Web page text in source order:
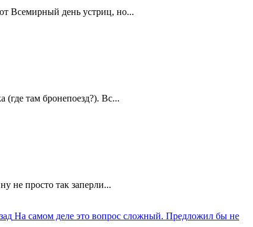
Всемирный день устриц, но...
там бронепоезд?). Вс...
не просто так заперли...
На самом деле это вопрос сложный. Предложил бы не